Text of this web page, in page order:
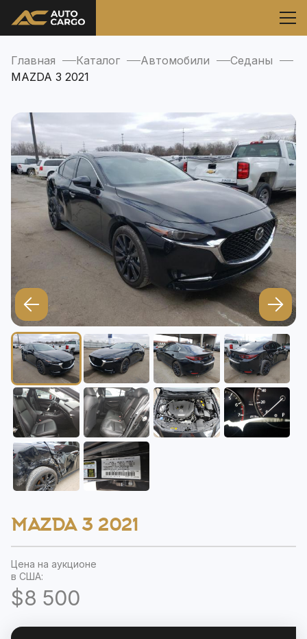
Главная Каталог Автомобили
Седаны
MAZDA 3 2021
MAZDA 3 2021
Цена на аукционе
в США:
$8 500